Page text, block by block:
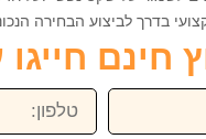
הבחירה הנכונה ביותר, חייגו אלינו
חייגו עכשיו:
טלפון: